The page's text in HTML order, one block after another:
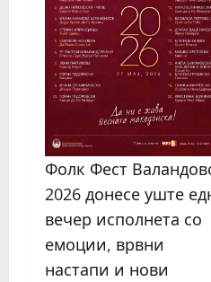
Фолк Фест
2026 донесе уште
вечер исполнета со
емоции, врвни
настапи и нови